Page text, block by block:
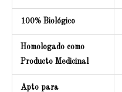
100% Biológico
Homologado como
Producto Medicinal
Apto para